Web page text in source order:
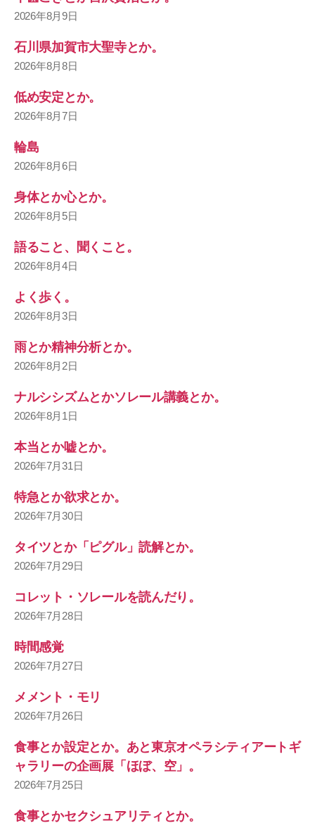
2026年8月9日
石川県加賀市大聖寺とか。
2026年8月8日
低め安定とか。
2026年8月7日
輪島
2026年8月6日
身体とか心とか。
2026年8月5日
語ること、聞くこと。
2026年8月4日
よく歩く。
2026年8月3日
雨とか精神分析とか。
2026年8月2日
ナルシシズムとかソレール講義とか。
2026年8月1日
本当とか嘘とか。
2026年7月31日
特急とか欲求とか。
2026年7月30日
タイツとか「ピグル」読解とか。
2026年7月29日
コレット・ソレールを読んだり。
2026年7月28日
時間感覚
2026年7月27日
メメント・モリ
2026年7月26日
食事とか設定とか。あと東京オペラシティアートギ
ャラリーの企画展「ほぼ、空」。
2026年7月25日
食事とかセクシュアリティとか。